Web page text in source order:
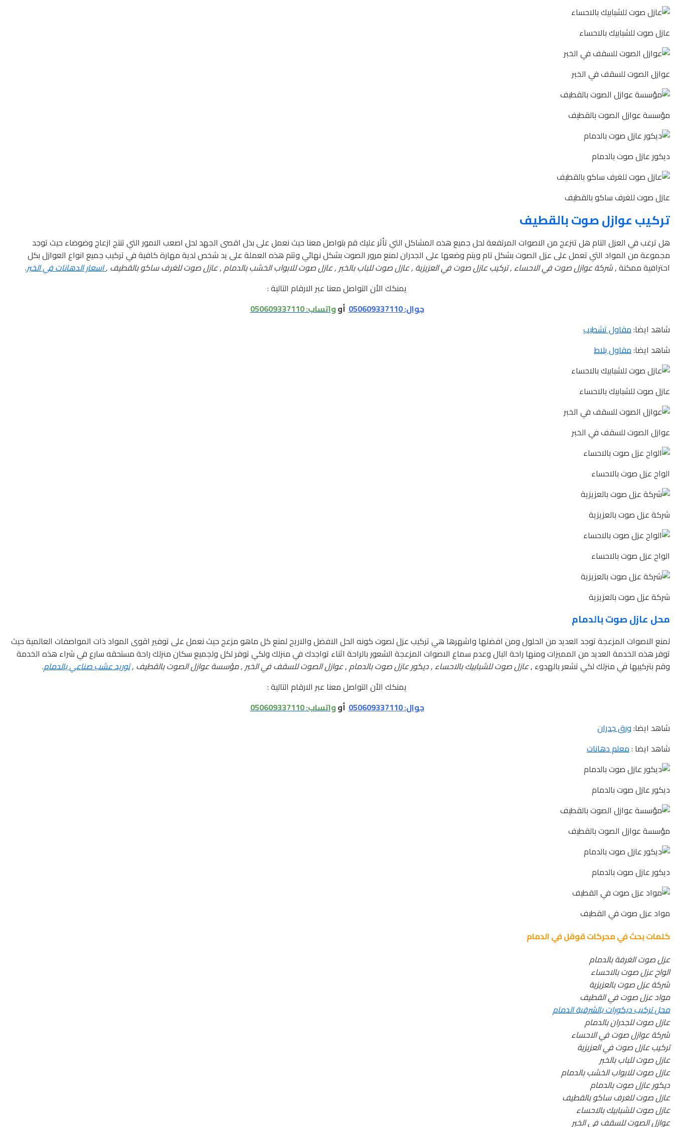
عازل صوت للشبابيك بالاحساء
عوازل الصوت للسقف في الخبر
مؤسسة عوازل الصوت بالقطيف
ديكور عازل صوت بالدمام
عازل صوت للغرف ساكو بالقطيف
تركيب عوازل صوت بالقطيف
هل ترغب في العزل التام هل تنزعج من الاصوات المرتفعة لحل جميع هذه المشاكل التي تأثر عليك قم بتواصل معنا حيث نعمل على بذل اقصى الجهد لحل اصعب الامور التي تنتج ازعاج وضوضاء حيث توجد
مجموعة من المواد التي تعمل على عزل الصوت بشكل تام ويتم وضعها على الجدران لمنع مرور الصوت بشكل نهائي وتتم هذه العملة على يد شخص لدية مهارة كافية في تركيب جميع انواع العوازل بكل
احترافية ممكنة ,شركة عوازل صوت في الاحساء , تركيب عازل صوت في العزيزية , عازل صوت للباب بالخبر , عازل صوت للابواب الخشب بالدمام , عازل صوت للغرف ساكو بالقطيف ,اسعار الدهانات في الخبر.
يمنكك الأن التواصل معنا عبر الارقام التالية :
جوال: 050609337110
أوواتساب:050609337110
شاهد ايضا:مقاول تشطيب
شاهد ايضا:مقاول بلاط
عازل صوت للشبابيك بالاحساء
عوازل الصوت للسقف في الخبر
الواح عزل صوت بالاحساء
شركة عزل صوت بالعزيزية
الواح عزل صوت بالاحساء
شركة عزل صوت بالعزيزية
محل عازل صوت بالدمام
لمنع الاصوات المزعجة توجد العديد من الحلول ومن افضلها واشهرها هي تركيب عزل لصوت كونه الحل الافضل والاريح لمنع كل ماهو مزعج حيث نعمل على توفير اقوى المواد ذات المواصفات العالمية حيث
توفر هذه الخدمة العديد من المميزات ومنها راحة البال وعدم سماع الاصوات المزعجة الشعور بالراحة اثناء تواجدك في منزلك ولكي توفر لكل ولجميع سكان منزلك راحة مستحقه سارع في شراء هذه الخدمة
وقم بتركيبها في منزلك لكي تشعر بالهدوء ,عازل صوت للشبابيك بالاحساء , ديكور عازل صوت بالدمام , عوازل الصوت للسقف في الخبر , مؤسسة عوازل الصوت بالقطيف ,توريد عشب صناعي بالدمام.
يمنكك الأن التواصل معنا عبر الارقام التالية :
جوال: 050609337110
أوواتساب:050609337110
شاهد ايضا:ورق جدران
شاهد ايضا :معلم دهانات
ديكور عازل صوت بالدمام
مؤسسة عوازل الصوت بالقطيف
ديكور عازل صوت بالدمام
مواد عزل صوت في القطيف
كلمات بحث في محركات قوقل في الدمام
عزل صوت الغرفة بالدمام
الواح عزل صوت بالاحساء
شركة عزل صوت بالعزيزية
مواد عزل صوت في القطيف
محل تركيب ديكورات بالشرقية الدمام
عازل صوت للجدران بالدمام
شركة عوازل صوت في الاحساء
تركيب عازل صوت في العزيزية
عازل صوت للباب بالخبر
عازل صوت للابواب الخشب بالدمام
ديكور عازل صوت بالدمام
عازل صوت للغرف ساكو بالقطيف
عازل صوت للشبابيك بالاحساء
عوازل الصوت للسقف في الخبر